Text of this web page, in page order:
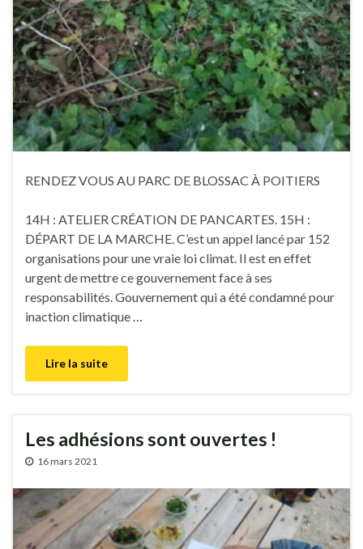
RENDEZ VOUS AU PARC DE BLOSSAC À POITIERS
14H : ATELIER CRÉATION DE PANCARTES. 15H :
DÉPART DE LA MARCHE. C’est un appel lancé par 152
organisations pour une vraie loi climat. Il est en effet
urgent de mettre ce gouvernement face à ses
responsabilités. Gouvernement qui a été condamné pour
inaction climatique …
Lire la suite
Les adhésions sont ouvertes !
16 mars 2021